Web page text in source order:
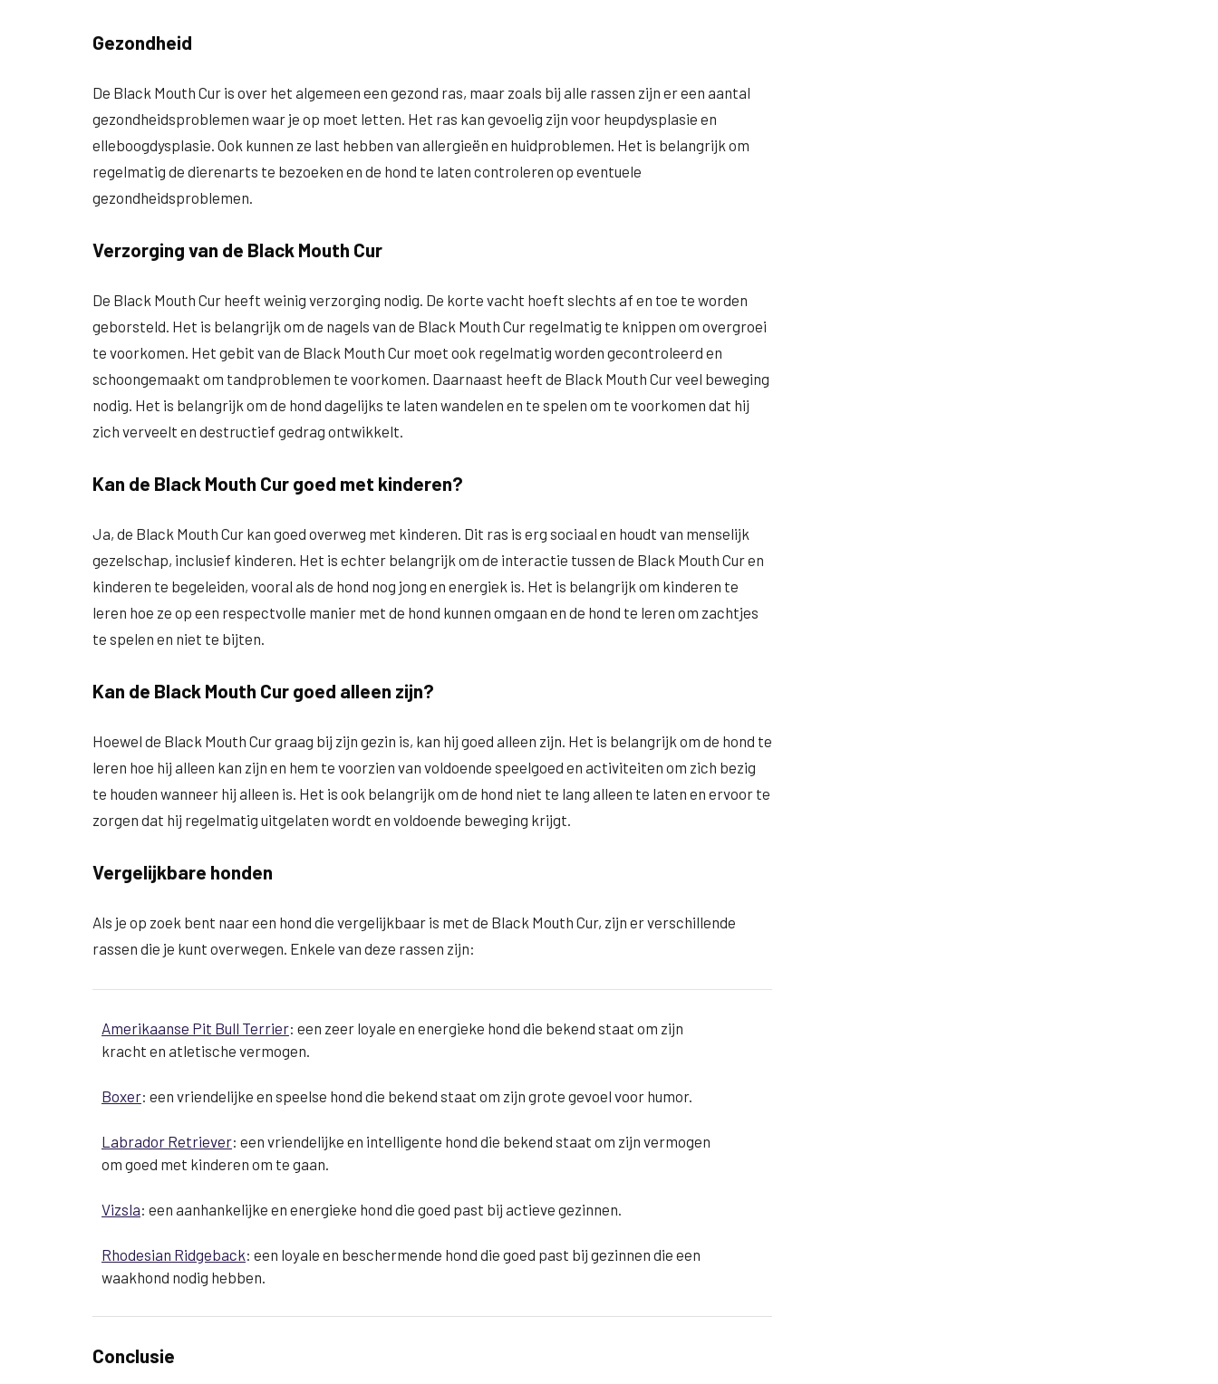
Gezondheid
De Black Mouth Cur is over het algemeen een gezond ras, maar zoals bij alle rassen zijn er een aantal
gezondheidsproblemen waar je op moet letten. Het ras kan gevoelig zijn voor heupdysplasie en
elleboogdysplasie. Ook kunnen ze last hebben van allergieën en huidproblemen. Het is belangrijk om
regelmatig de dierenarts te bezoeken en de hond te laten controleren op eventuele
gezondheidsproblemen.
Verzorging van de Black Mouth Cur
De Black Mouth Cur heeft weinig verzorging nodig. De korte vacht hoeft slechts af en toe te worden
geborsteld. Het is belangrijk om de nagels van de Black Mouth Cur regelmatig te knippen om overgroei
te voorkomen. Het gebit van de Black Mouth Cur moet ook regelmatig worden gecontroleerd en
schoongemaakt om tandproblemen te voorkomen. Daarnaast heeft de Black Mouth Cur veel beweging
nodig. Het is belangrijk om de hond dagelijks te laten wandelen en te spelen om te voorkomen dat hij
zich verveelt en destructief gedrag ontwikkelt.
Kan de Black Mouth Cur goed met kinderen?
Ja, de Black Mouth Cur kan goed overweg met kinderen. Dit ras is erg sociaal en houdt van menselijk
gezelschap, inclusief kinderen. Het is echter belangrijk om de interactie tussen de Black Mouth Cur en
kinderen te begeleiden, vooral als de hond nog jong en energiek is. Het is belangrijk om kinderen te
leren hoe ze op een respectvolle manier met de hond kunnen omgaan en de hond te leren om zachtjes
te spelen en niet te bijten.
Kan de Black Mouth Cur goed alleen zijn?
Hoewel de Black Mouth Cur graag bij zijn gezin is, kan hij goed alleen zijn. Het is belangrijk om de hond te
leren hoe hij alleen kan zijn en hem te voorzien van voldoende speelgoed en activiteiten om zich bezig
te houden wanneer hij alleen is. Het is ook belangrijk om de hond niet te lang alleen te laten en ervoor te
zorgen dat hij regelmatig uitgelaten wordt en voldoende beweging krijgt.
Vergelijkbare honden
Als je op zoek bent naar een hond die vergelijkbaar is met de Black Mouth Cur, zijn er verschillende
rassen die je kunt overwegen. Enkele van deze rassen zijn:
Amerikaanse Pit Bull Terrier: een zeer loyale en energieke hond die bekend staat om zijn
kracht en atletische vermogen.
Boxer: een vriendelijke en speelse hond die bekend staat om zijn grote gevoel voor humor.
Labrador Retriever: een vriendelijke en intelligente hond die bekend staat om zijn vermogen
om goed met kinderen om te gaan.
Vizsla: een aanhankelijke en energieke hond die goed past bij actieve gezinnen.
Rhodesian Ridgeback: een loyale en beschermende hond die goed past bij gezinnen die een
waakhond nodig hebben.
Conclusie